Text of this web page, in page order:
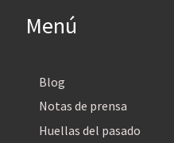
Menú
Blog
Notas de prensa
Huellas del pasado